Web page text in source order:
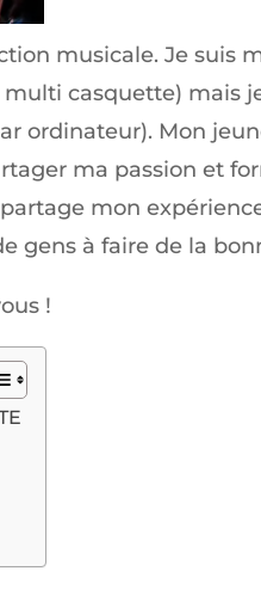
musicale. Je suis
multi casquette) mais
ordinateur). Mon
ma passion et
mon
gens à faire de la
!